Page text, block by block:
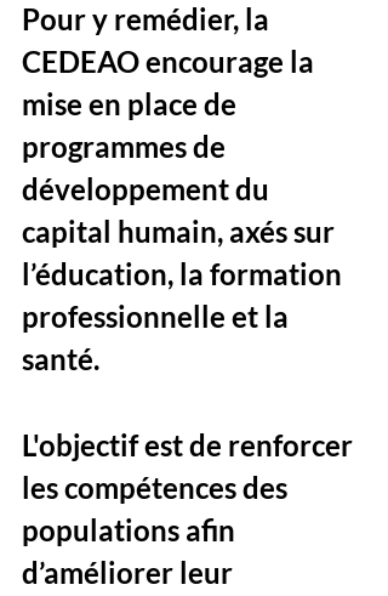
Pour y remédier, la
CEDEAO encourage la
mise en place de
programmes de
développement du
capital humain, axés sur
l’éducation, la formation
professionnelle et la
santé.
L'objectif est de renforcer
les compétences des
populations afin
d’améliorer leur